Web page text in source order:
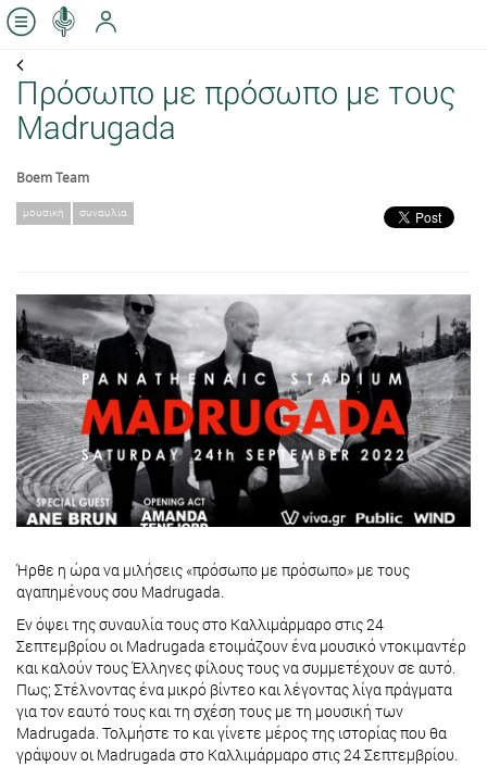
Πρόσωπο με πρόσωπο με τους
Madrugada
Boem Team
μουσική συναυλία
Ήρθε η ώρα να μιλήσεις «πρόσωπο με πρόσωπο» με τους
αγαπημένους σου Madrugada.
Εν όψει της συναυλία τους στο Καλλιμάρμαρο στις 24
Σεπτεμβρίου οι Madrugada ετοιμάζουν ένα μουσικό ντοκιμαντέρ
και καλούν τους Έλληνες φίλους τους να συμμετέχουν σε αυτό.
Πως; Στέλνοντας ένα μικρό βίντεο και λέγοντας λίγα πράγματα
για τον εαυτό τους και τη σχέση τους με τη μουσική των
Madrugada. Τολμήστε το και γίνετε μέρος της ιστορίας που θα
γράψουν οι Madrugada στο Καλλιμάρμαρο στις 24 Σεπτεμβρίου.